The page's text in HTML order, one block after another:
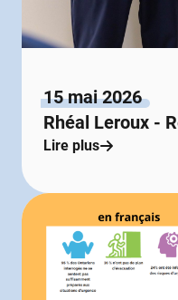
15 mai 2026
Rhéal Leroux -
Lire plus